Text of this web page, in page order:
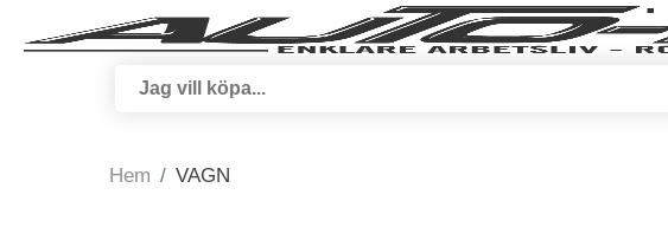
Hem VAGN